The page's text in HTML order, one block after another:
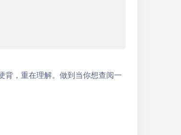
背，重在理解。做到当你想查阅一